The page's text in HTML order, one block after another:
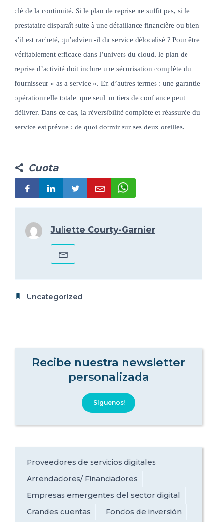
clé de la continuité. Si le plan de reprise ne suffit pas, si le
prestataire disparaît suite à une défaillance financière ou bien
s’il est racheté, qu’advient-il du service délocalisé ? Pour être
véritablement efficace dans l’univers du cloud, le plan de
reprise d’activité doit inclure une sécurisation complète du
fournisseur « as a service ». En d’autres termes : une garantie
opérationnelle totale, que seul un tiers de confiance peut
délivrer. Dans ce cas, la réversibilité complète et réassurée du
service est prévue : de quoi dormir sur ses deux oreilles.
Cuota
Juliette Courty-Garnier
Uncategorized
Recibe nuestra newsletter
personalizada
¡Síguenos!
Proveedores de servicios digitales
Arrendadores/ Financiadores
Empresas emergentes del sector digital
Grandes cuentas
Fondos de inversión